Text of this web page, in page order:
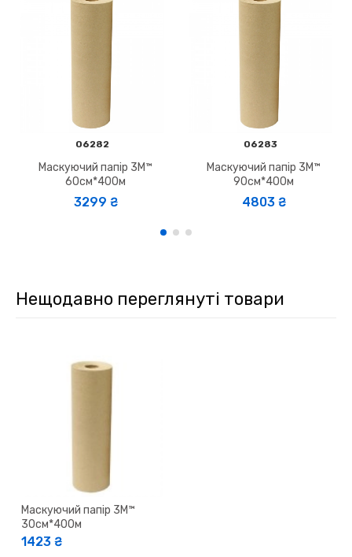
06282
Маскуючий папір 3M™
60см*400м
3299 ₴
06283
Маскуючий папір 3M™
90см*400м
4803 ₴
Нещодавно переглянуті товари
Маскуючий папір 3M™
30см*400м
1423 ₴